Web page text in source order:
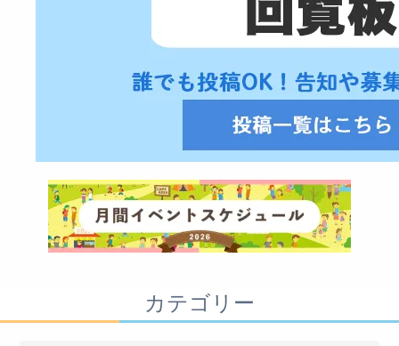
カテゴリー